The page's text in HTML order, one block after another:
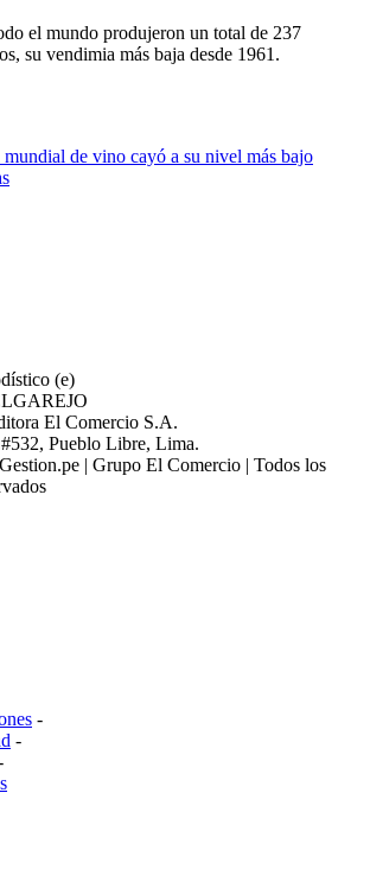
el mundo produjeron un total de 237
su vendimia más baja desde 1961.
(e)
El Comercio S.A.
Pueblo Libre, Lima.
| Grupo El Comercio | Todos los
-
-